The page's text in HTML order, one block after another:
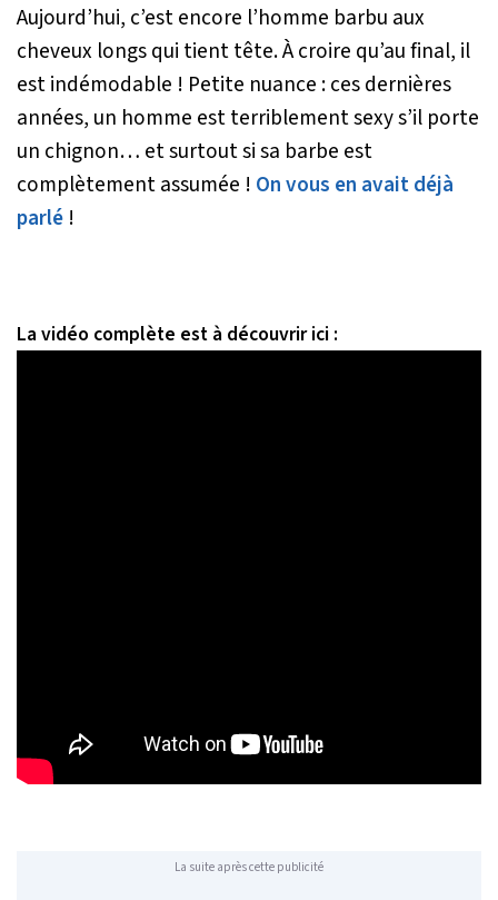
Aujourd’hui, c’est encore l’homme barbu aux
cheveux longs qui tient tête. À croire qu’au final, il
est indémodable ! Petite nuance : ces dernières
années, un homme est terriblement sexy s’il porte
un chignon… et surtout si sa barbe est
complètement assumée ! On vous en avait déjà
parlé !
La vidéo complète est à découvrir ici :
La suite après cette publicité